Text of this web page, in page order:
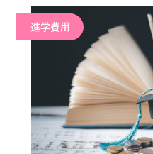
進学費用